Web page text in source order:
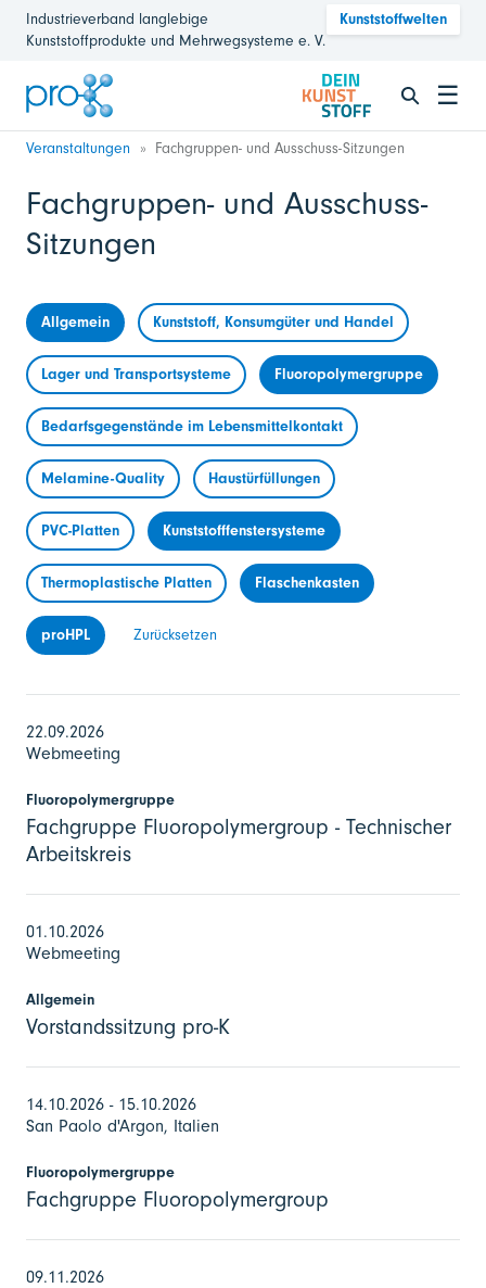
Industrieverband langlebige
Kunststoffprodukte und Mehrwegsysteme e. V.
Kunststoffwelten
☰
Veranstaltungen Fachgruppen- und Ausschuss-Sitzungen
Fachgruppen- und Ausschuss-
Sitzungen
Allgemein Kunststoff, Konsumgüter und Handel
Lager und Transportsysteme Fluoropolymergruppe
Bedarfsgegenstände im Lebensmittelkontakt
Melamine-Quality Haustürfüllungen
PVC-Platten Kunststofffenstersysteme
Thermoplastische Platten Flaschenkasten
proHPL Zurücksetzen
22.09.2026
Webmeeting
Fluoropolymergruppe
Fachgruppe Fluoropolymergroup - Technischer
Arbeitskreis
01.10.2026
Webmeeting
Allgemein
Vorstandssitzung pro-K
14.10.2026 - 15.10.2026
San Paolo d'Argon, Italien
Fluoropolymergruppe
Fachgruppe Fluoropolymergroup
09.11.2026